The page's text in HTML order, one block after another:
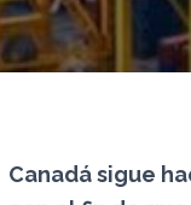
Canadá sigue